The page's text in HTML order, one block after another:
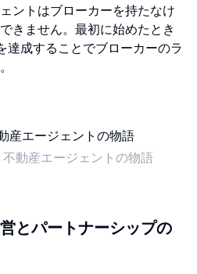
ントはブローカーを持たなけ
きません。最初に始めたとき
達成することでブローカーのラ
動産エージェントの物語
とパートナーシップの